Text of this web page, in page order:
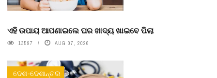
ଏହି ଉପାୟ ଆପଣାଇଲେ ଘର ଖାଦ୍ୟ ଖାଇବେ ପିଲା
13597 AUG 07, 2026
ଦେଶ-ଦେଶାନ୍ତର